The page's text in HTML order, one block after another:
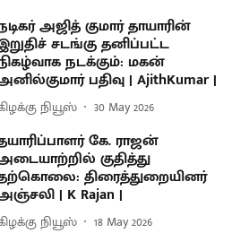
அஜித் குமார் தாயாரின்
சடங்கு தனிப்பட்ட
நடக்கும்: மகன்
பதிவு | AjithKumar |
நியூஸ் 30 May 2026
கே. ராஜன்
குதித்து
திரைத்துறையினர்
| K Rajan |
நியூஸ் 18 May 2026